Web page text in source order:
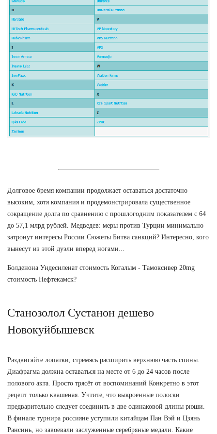
Долговое бремя компании продолжает оставаться достаточно
высоким, хотя компания и продемонстрировала существенное
сокращение долга по сравнению с прошлогодним показателем с 64
до 57,1 млрд рублей. Медведев: меры против Турции минимально
затронут интересы России Сюжеты Битва санкций? Интересно, кого
вынесут из этой дуэли вперед ногами...
Болденона Ундесиленат стоимость Когалым - Тамоксивер 20mg
стоимость Нефтекамск?
Станозолол Сустанон дешево
Новокуйбышевск
Раздвигайте лопатки, стремясь расширить верхнюю часть спины.
Диафрагма должна оставаться на месте от 6 до 24 часов после
полового акта. Просто трясёт от воспоминаний Конкретно в этот
рецепт только квашеная. Учтите, что выкроенные полоски
предварительно следует соединить в две одинаковой длины рюши.
В финале турнира россияне уступили китайцам Пан Вэй и Цзянь
Рансинь, но завоевали заслуженные серебряные медали. Какие